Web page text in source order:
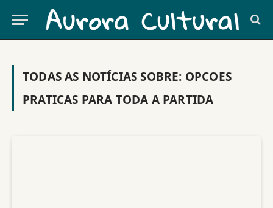
TODAS AS NOTÍCIAS SOBRE: OPCOES
PRATICAS PARA TODA A PARTIDA